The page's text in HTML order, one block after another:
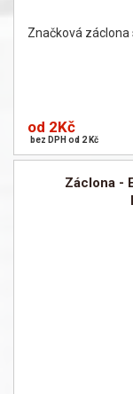
Značková
od 2Kč
bez DPH od 2 Kč
Záclona -